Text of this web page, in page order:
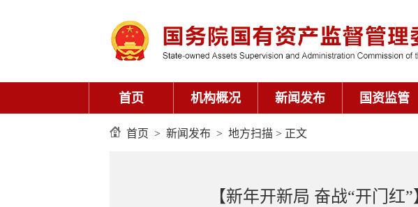
首页 机构概况 新闻发布 国资监管
首页 > 新闻发布 > 地方扫描 > 正文
【新年开新局 奋战“开门红